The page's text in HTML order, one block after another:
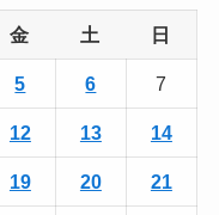
金 土 日
5 6 7
12 13 14
19 20 21